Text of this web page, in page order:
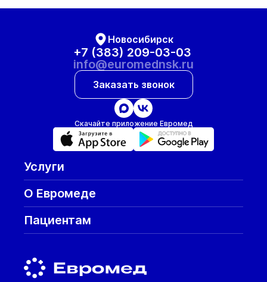
Новосибирск
+7 (383) 209-03-03
info@euromednsk.ru
Заказать звонок
Скачайте приложение Евромед
Услуги
О Евромеде
Пациентам